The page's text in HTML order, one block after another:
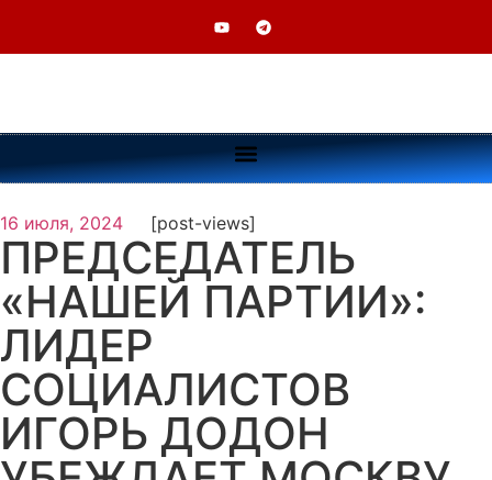
16 июля, 2024 [post-views]
ПРЕДСЕДАТЕЛЬ
«НАШЕЙ ПАРТИИ»:
ЛИДЕР
СОЦИАЛИСТОВ
ИГОРЬ ДОДОН